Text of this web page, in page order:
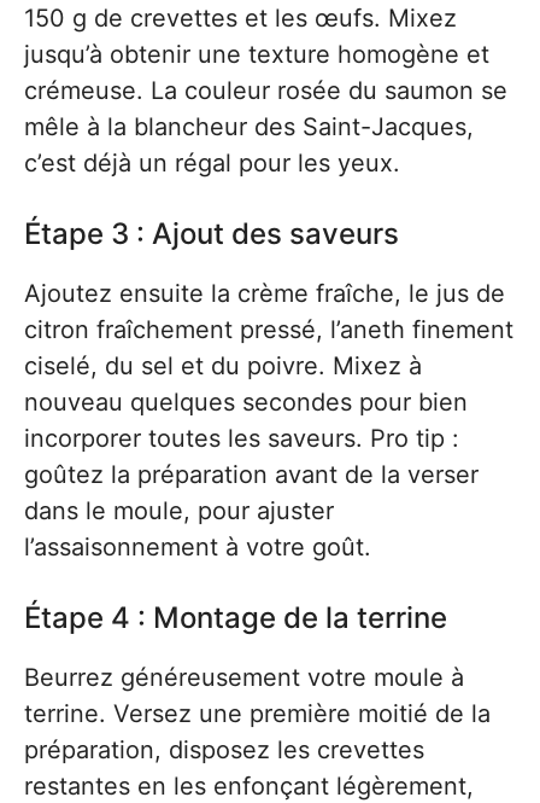
150 g de crevettes et les œufs. Mixez
jusqu’à obtenir une texture homogène et
crémeuse. La couleur rosée du saumon se
mêle à la blancheur des Saint-Jacques,
c’est déjà un régal pour les yeux.
Étape 3 : Ajout des saveurs
Ajoutez ensuite la crème fraîche, le jus de
citron fraîchement pressé, l’aneth finement
ciselé, du sel et du poivre. Mixez à
nouveau quelques secondes pour bien
incorporer toutes les saveurs. Pro tip :
goûtez la préparation avant de la verser
dans le moule, pour ajuster
l’assaisonnement à votre goût.
Étape 4 : Montage de la terrine
Beurrez généreusement votre moule à
terrine. Versez une première moitié de la
préparation, disposez les crevettes
restantes en les enfonçant légèrement,